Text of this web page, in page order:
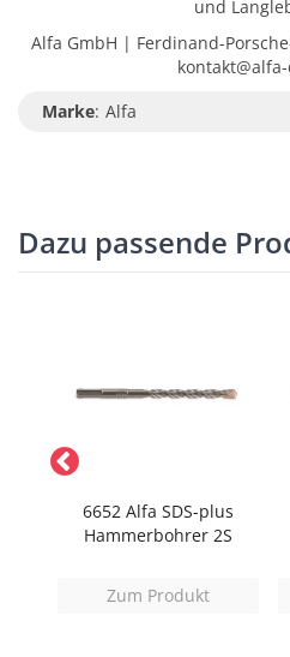
und
Alfa GmbH | Ferdinand-
Marke: Alfa
Dazu passende
6652 Alfa SDS-plus
Hammerbohrer 2S
Zum Produkt